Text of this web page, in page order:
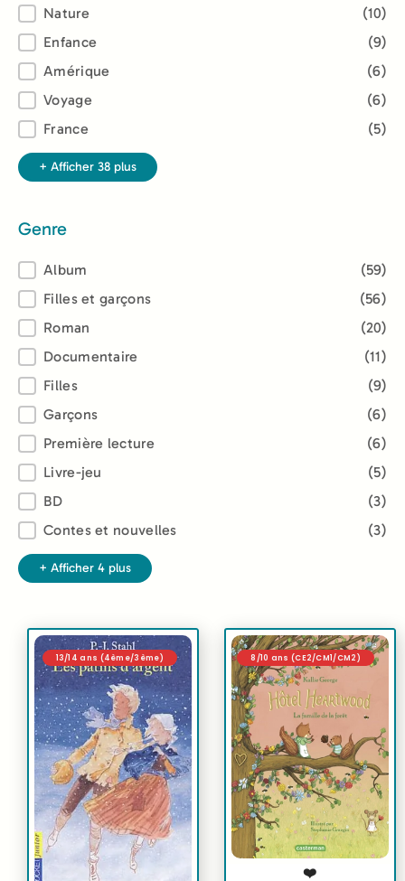
Nature
(10)
Enfance
(9)
Amérique
(6)
Voyage
(6)
France
(5)
+ Afficher 38 plus
Genre
Genre
Album
(59)
Filles et garçons
(56)
Roman
(20)
Documentaire
(11)
Filles
(9)
Garçons
(6)
Première lecture
(6)
Livre-jeu
(5)
BD
(3)
Contes et nouvelles
(3)
+ Afficher 4 plus
13/14 ans (4ème/3ème) 8/10 ans (CE2/CM1/CM2)
❤️